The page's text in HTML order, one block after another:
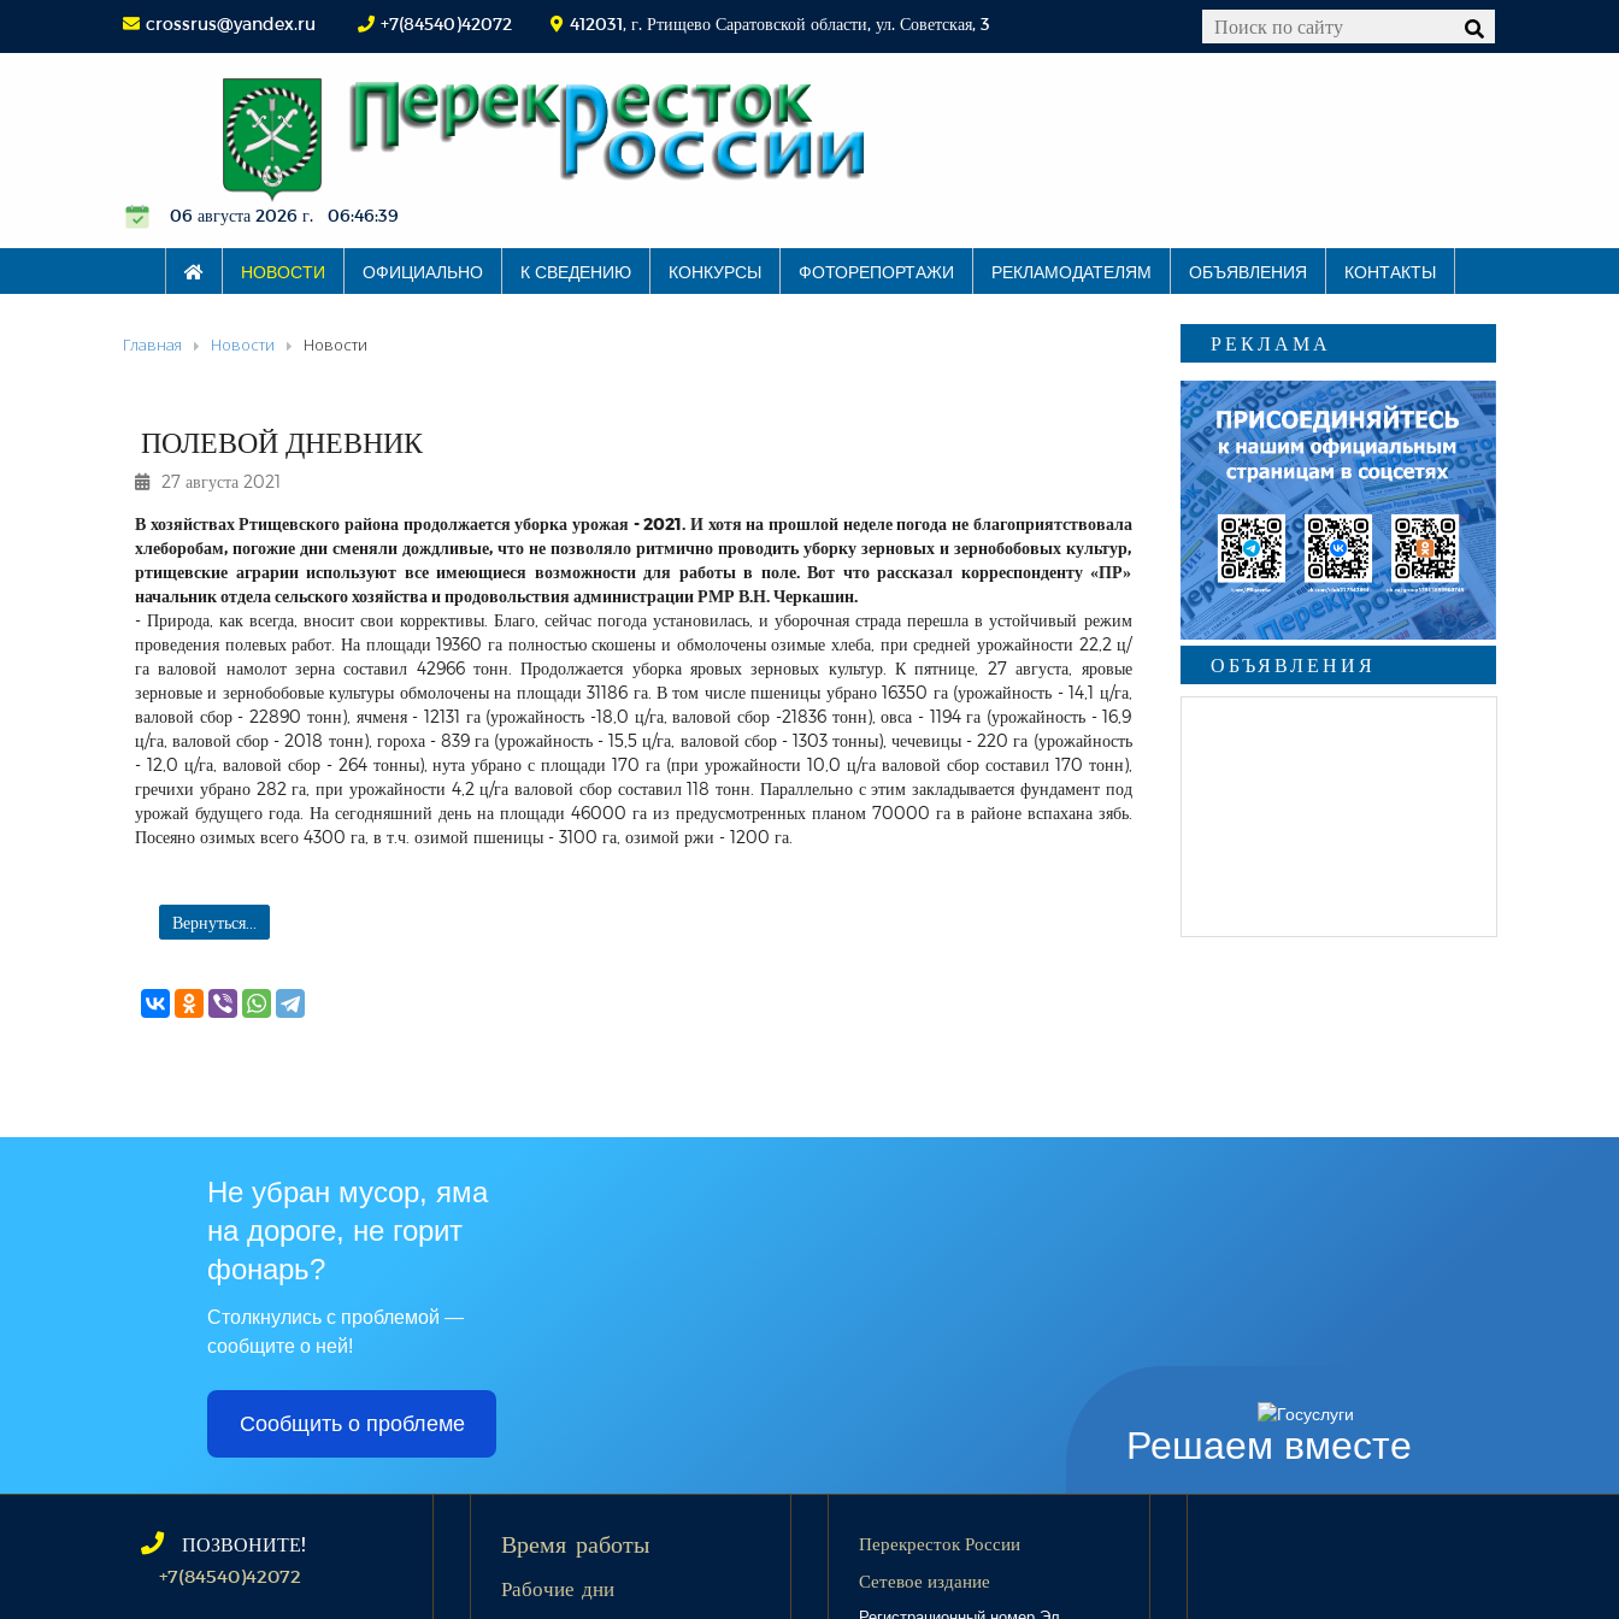
crossrus@yandex.ru +7(84540)42072 412031, г. Ртищево Саратовской области, ул. Советская, 3
06 августа 2026 г. 06:46:39
НОВОСТИ ОФИЦИАЛЬНО К СВЕДЕНИЮ КОНКУРСЫ ФОТОРЕПОРТАЖИ РЕКЛАМОДАТЕЛЯМ ОБЪЯВЛЕНИЯ КОНТАКТЫ
Главная Новости Новости
ПОЛЕВОЙ ДНЕВНИК
27 августа 2021
В хозяйствах Ртищевского района продолжается уборка урожая - 2021. И хотя на прошлой неделе погода не благоприятствовала
хлеборобам, погожие дни сменяли дождливые, что не позволяло ритмично проводить уборку зерновых и зернобобовых культур,
ртищевские аграрии используют все имеющиеся возможности для работы в поле. Вот что рассказал корреспонденту «ПР»
начальник отдела сельского хозяйства и продовольствия администрации РМР В.Н. Черкашин.
- Природа, как всегда, вносит свои коррективы. Благо, сейчас погода установилась, и уборочная страда перешла в устойчивый режим
проведения полевых работ. На площади 19360 га полностью скошены и обмолочены озимые хлеба, при средней урожайности 22,2 ц/
га валовой намолот зерна составил 42966 тонн. Продолжается уборка яровых зерновых культур. К пятнице, 27 августа, яровые
зерновые и зернобобовые культуры обмолочены на площади 31186 га. В том числе пшеницы убрано 16350 га (урожайность - 14,1 ц/га,
валовой сбор - 22890 тонн), ячменя - 12131 га (урожайность -18,0 ц/га, валовой сбор -21836 тонн), овса - 1194 га (урожайность - 16,9
ц/га, валовой сбор - 2018 тонн), гороха - 839 га (урожайность - 15,5 ц/га, валовой сбор - 1303 тонны), чечевицы - 220 га (урожайность
- 12,0 ц/га, валовой сбор - 264 тонны), нута убрано с площади 170 га (при урожайности 10,0 ц/га валовой сбор составил 170 тонн),
гречихи убрано 282 га, при урожайности 4,2 ц/га валовой сбор составил 118 тонн. Параллельно с этим закладывается фундамент под
урожай будущего года. На сегодняшний день на площади 46000 га из предусмотренных планом 70000 га в районе вспахана зябь.
Посеяно озимых всего 4300 га, в т.ч. озимой пшеницы - 3100 га, озимой ржи - 1200 га.
Вернуться...
РЕКЛАМА
ОБЪЯВЛЕНИЯ
Решаем вместе
Не убран мусор, яма
на дороге, не горит
фонарь?
Столкнулись с проблемой —
сообщите о ней!
Сообщить о проблеме
ПОЗВОНИТЕ!
+7(84540)42072
Время работы
Рабочие дни
Перекресток России
Сетевое издание